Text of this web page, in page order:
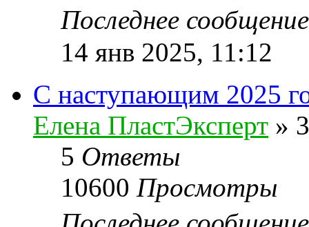
Последнее
14 янв 2025, 11:12
С наступающим 2025
Елена ПластЭксперт »
5 Ответы
10600 Просмотры